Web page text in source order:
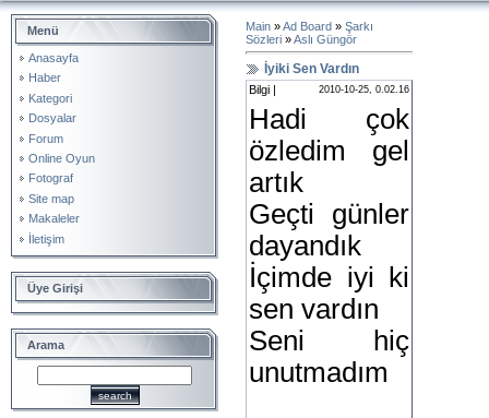
Menü
Anasayfa
Haber
Kategori
Dosyalar
Forum
Online Oyun
Fotograf
Site map
Makaleler
İletişim
Üye Girişi
Arama
Main »Ad Board » Şarkı
Sözleri »Aslı Güngör
İyiki Sen Vardın
Bilgi | 2010-10-25, 0.02.16
Hadi çok
özledim gel
artık
Geçti günler
dayandık
İçimde iyi ki
sen vardın
Seni hiç
unutmadım